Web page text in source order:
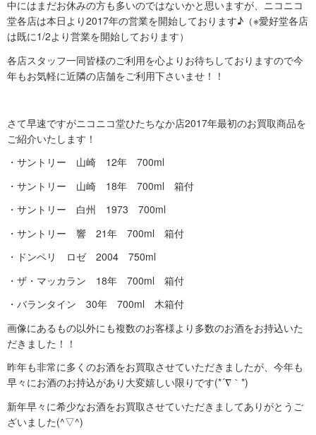
中にはまだお休みの方も多いのではないかと思いますが、ニコニコ
堂各店は本日より2017年の営業を開始しております♪（※愛好堂各店
は既に1/2より営業を開始しております）
各店スタッフ一同皆様のご利用を心よりお待ちしておりますので今
年もお気軽に近隣の店舗をご利用下さいませ！！
さて早速ですがニコニコ堂ひたちなか店2017年最初のお買取商品を
ご紹介いたします！
・サントリー 山崎 12年 700ml
・サントリー 山崎 18年 700ml 箱付
・サントリー 白州 1973 700ml
・サントリー 響 21年 700ml 箱付
・ドンペリ ロゼ 2004 750ml
・ザ・マッカラン 18年 700ml 箱付
・バランタイン 30年 700ml 木箱付
画像にあるもの以外にも複数のお客様より多数のお酒をお持込いた
だきました！！
昨年も非常に多くのお酒をお買取させていただきましたが、今年も
早々にお酒のお持込があり大変嬉しい限りです(*´∇｀*)
新年早々に希少なお酒をお買取させていただきましてありがとうご
ざいました(^▽^)